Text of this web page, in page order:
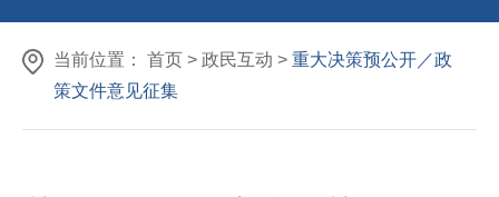
当前位置： 首页 > 政民互动 > 重大决策预公开／政
策文件意见征集